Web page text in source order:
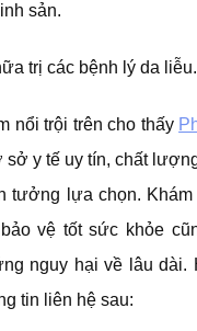
sản.
trị các bệnh lý da liễu.
nổi trội trên cho thấy
sở y tế uy tín, chất
tưởng lựa chọn.
vệ tốt sức khỏe
nguy hại về lâu dài.
tin liên hệ sau: